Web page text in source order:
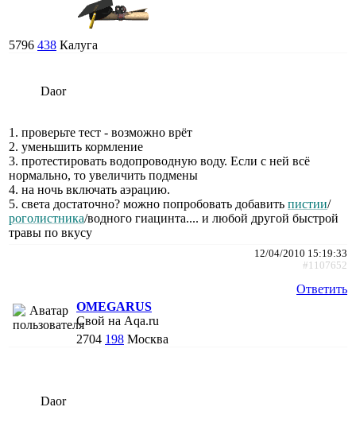
5796 438 Калуга
Daor
1. проверьте тест - возможно врёт
2. уменьшить кормление
3. протестировать водопроводную воду. Если с ней всё
нормально, то увеличить подмены
4. на ночь включать аэрацию.
5. света достаточно? можно попробовать добавить пистии/
роголистника/водного гиацинта.... и любой другой быстрой
травы по вкусу
12/04/2010 15:19:33
#1107652
Ответить
OMEGARUS
Свой на Aqa.ru
2704 198 Москва
Daor